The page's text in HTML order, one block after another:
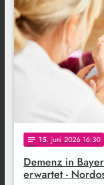
notes 15. Juni 2026 16:30
Demenz in
erwartet -